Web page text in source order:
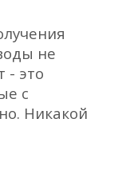
не
- это
с
Никакой